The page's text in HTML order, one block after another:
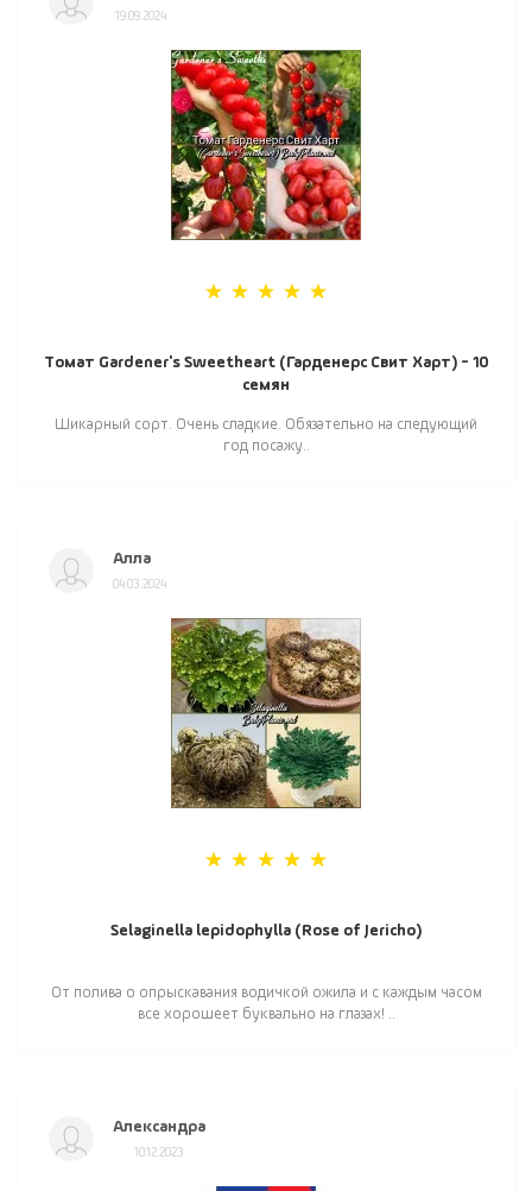
19.09.2024
Томат Gardener's Sweetheart (Гарденерс Свит Харт) - 10
семян
Шикарный сорт. Очень сладкие. Обязательно на следующий
год посажу..
Алла
04.03.2024
Selaginella lepidophylla (Rose of Jericho)
От полива о опрыскавания водичкой ожила и с каждым часом
все хорошеет буквально на глазах! ..
Александра
10.12.2023